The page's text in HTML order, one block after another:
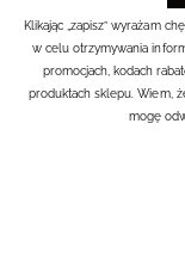
Klikając „zapisz” wyrażam
w celu otrzymywania
promocjach, kodach
produktach sklepu. Wiem,
mogę